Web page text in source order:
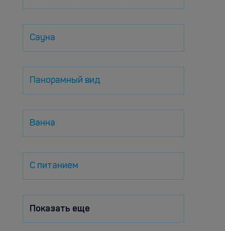
Сауна
Панорамный вид
Ванна
С питанием
Показать еще